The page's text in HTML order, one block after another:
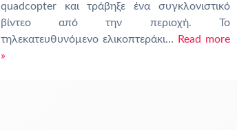
quadcopter και τράβηξε ένα συγκλονιστικό
βίντεο από την περιοχή. Το
τηλεκατευθυνόμενο ελικοπτεράκι…
Read more
»